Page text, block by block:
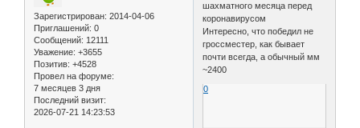
Зарегистрирован: 2014-04-06
Приглашений: 0
Сообщений: 12111
Уважение: +3655
Позитив: +4528
Провел на форуме:
7 месяцев 3 дня
Последний визит:
2026-07-21 14:23:53
шахматного месяца перед
коронавирусом
Интересно, что победил не
гроссместер, как бывает
почти всегда, а обычный мм
~2400
0